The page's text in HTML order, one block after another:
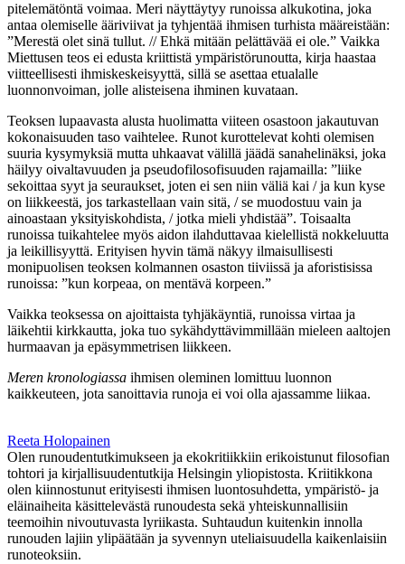
pitelemätöntä voimaa. Meri näyttäytyy runoissa alkukotina, joka
antaa olemiselle ääriviivat ja tyhjentää ihmisen turhista määreistään:
”Merestä olet sinä tullut. // Ehkä mitään pelättävää ei ole.” Vaikka
Miettusen teos ei edusta kriittistä ympäristörunoutta, kirja haastaa
viitteellisesti ihmiskeskeisyyttä, sillä se asettaa etualalle
luonnonvoiman, jolle alisteisena ihminen kuvataan.
Teoksen lupaavasta alusta huolimatta viiteen osastoon jakautuvan
kokonaisuuden taso vaihtelee. Runot kurottelevat kohti olemisen
suuria kysymyksiä mutta uhkaavat välillä jäädä sanahelinäksi, joka
häilyy oivaltavuuden ja pseudofilosofisuuden rajamailla: ”liike
sekoittaa syyt ja seuraukset, joten ei sen niin väliä kai / ja kun kyse
on liikkeestä, jos tarkastellaan vain sitä, / se muodostuu vain ja
ainoastaan yksityiskohdista, / jotka mieli yhdistää”. Toisaalta
runoissa tuikahtelee myös aidon ilahduttavaa kielellistä nokkeluutta
ja leikillisyyttä. Erityisen hyvin tämä näkyy ilmaisullisesti
monipuolisen teoksen kolmannen osaston tiiviissä ja aforistisissa
runoissa: ”kun korpeaa, on mentävä korpeen.”
Vaikka teoksessa on ajoittaista tyhjäkäyntiä, runoissa virtaa ja
läikehtii kirkkautta, joka tuo sykähdyttävimmillään mieleen aaltojen
hurmaavan ja epäsymmetrisen liikkeen.
Meren kronologiassa ihmisen oleminen lomittuu luonnon
kaikkeuteen, jota sanoittavia runoja ei voi olla ajassamme liikaa.
Reeta Holopainen
Olen runoudentutkimukseen ja ekokritiikkiin erikoistunut filosofian
tohtori ja kirjallisuudentutkija Helsingin yliopistosta. Kriitikkona
olen kiinnostunut erityisesti ihmisen luontosuhdetta, ympäristö- ja
eläinaiheita käsittelevästä runoudesta sekä yhteiskunnallisiin
teemoihin nivoutuvasta lyriikasta. Suhtaudun kuitenkin innolla
runouden lajiin ylipäätään ja syvennyn uteliaisuudella kaikenlaisiin
runoteoksiin.